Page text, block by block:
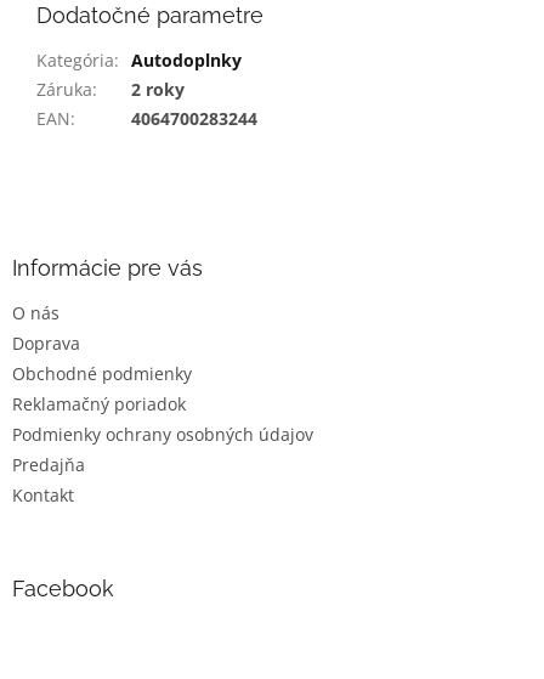
Dodatočné parametre
Kategória: Autodoplnky
Záruka:
2 roky
EAN: 4064700283244
Informácie pre vás
O nás
Doprava
Obchodné podmienky
Reklamačný poriadok
Podmienky ochrany osobných údajov
Predajňa
Kontakt
Facebook